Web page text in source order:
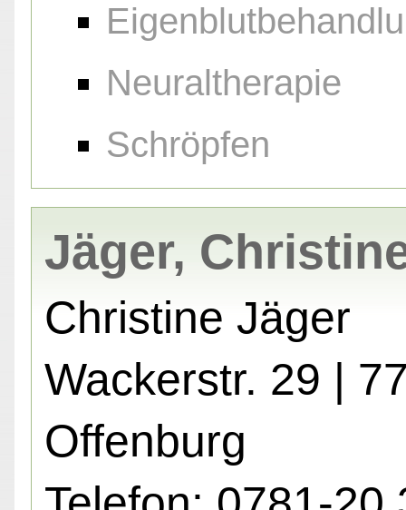
Neuraltherapie
Schröpfen
Jäger,
Christine Jäger
Wackerstr. 29 |
Offenburg